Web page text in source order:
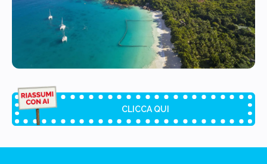
CLICCA QUI